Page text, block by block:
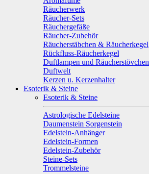
Räucherwerk
Räucher-Sets
Räuchergefäße
Räucher-Zubehör
Räucherstäbchen & Räucherkegel
Rückfluss-Räucherkegel
Duftlampen und Räucherstövchen
Duftwelt
Kerzen u. Kerzenhalter
Esoterik & Steine
Esoterik & Steine
Astrologische Edelsteine
Daumenstein Sorgenstein
Edelstein-Anhänger
Edelstein-Formen
Edelstein-Zubehör
Steine-Sets
Trommelsteine